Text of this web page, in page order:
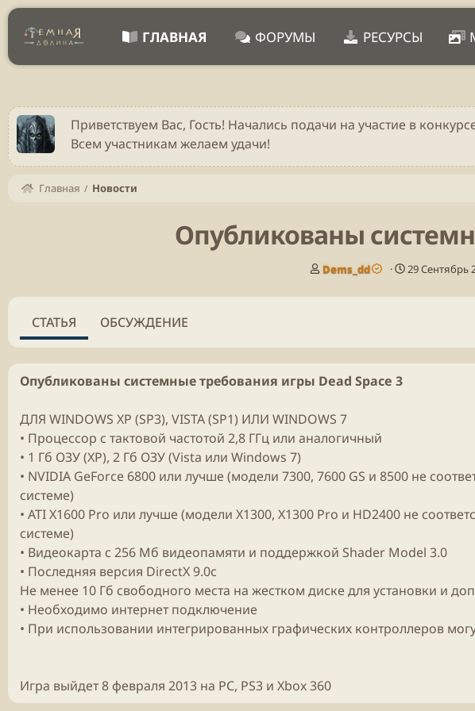
ГЛАВНАЯ ФОРУМЫ РЕСУРСЫ
Приветствуем Вас, Гость! Начались подачи на участие в
Всем участникам желаем удачи!
Главная Новости
Опубликованы
А
т
Dems_dd
Д
т
29 Сентябрь
СТАТЬЯ ОБСУЖДЕНИЕ
Опубликованы системные требования игры Dead Space 3
ДЛЯ WINDOWS XP (SP3), VISTA (SP1) ИЛИ WINDOWS 7
• Процессор с тактовой частотой 2,8 ГГц или аналогичный
• 1 Гб ОЗУ (XP), 2 Гб ОЗУ (Vista или Windows 7)
• NVIDIA GeForce 6800 или лучше (модели 7300, 7600 GS и 8500 не
системе)
• ATI X1600 Pro или лучше (модели X1300, X1300 Pro и HD2400 не
системе)
• Видеокарта с 256 Мб видеопамяти и поддержкой Shader Model 3.0
• Последняя версия DirectX 9.0c
Не менее 10 Гб свободного места на жестком диске для установки и
• Необходимо интернет подключение
• При использовании интегрированных графических контроллеров
Игра выйдет 8 февраля 2013 на PC, PS3 и Xbox 360